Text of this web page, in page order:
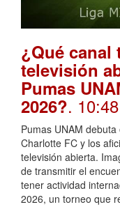
¿Qué canal
televisión
Pumas
2026?. 10:48
Pumas UNAM
Charlotte FC y los
televisión abierta.
de transmitir el
tener actividad
2026, un torneo que